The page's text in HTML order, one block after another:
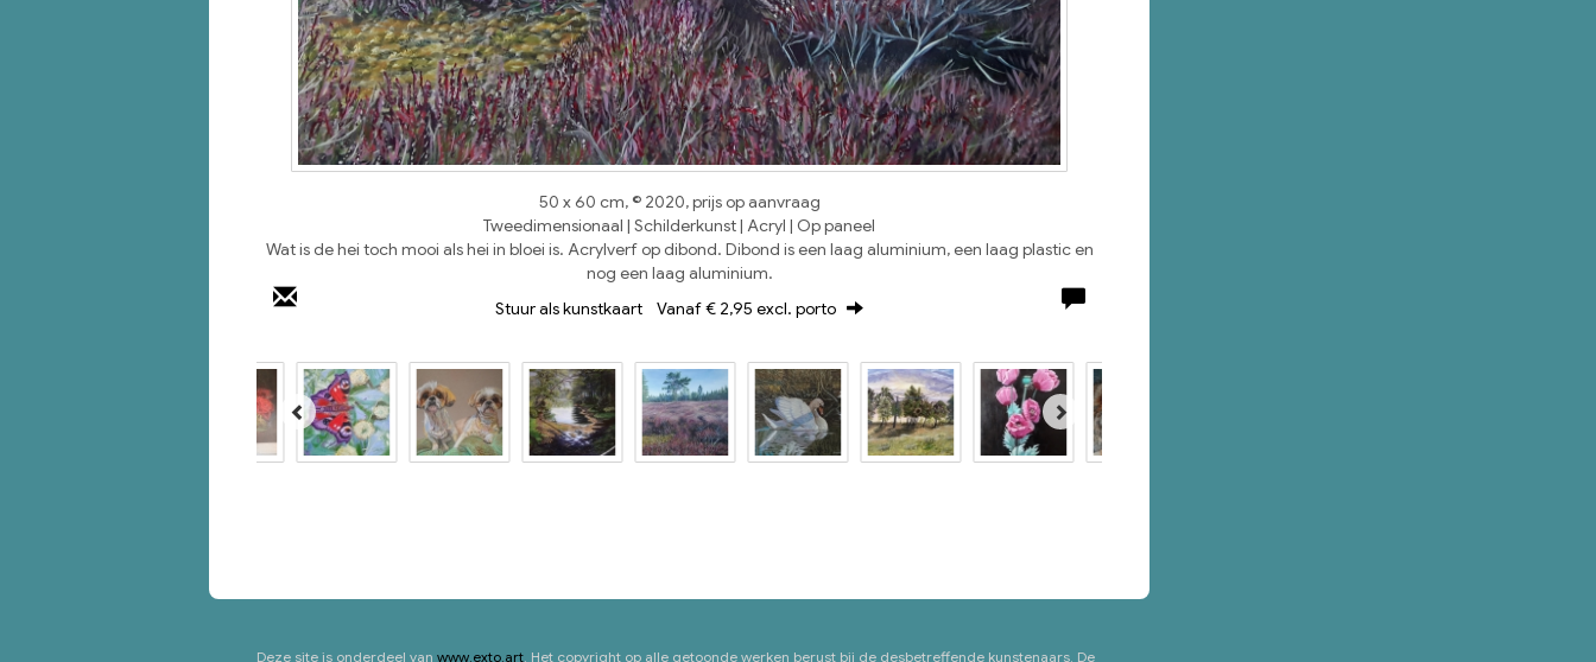
50 x 60 cm, © 2020, prijs op aanvraag
Tweedimensionaal | Schilderkunst | Acryl | Op paneel
Wat is de hei toch mooi als hei in bloei is. Acrylverf op dibond. Dibond is een laag aluminium, een laag plastic en
nog een laag aluminium.
Stuur als kunstkaart Vanaf € 2,95 excl. porto
Deze site is onderdeel van www.exto.art . Het copyright op alle getoonde werken berust bij de desbetreffende kunstenaars. De